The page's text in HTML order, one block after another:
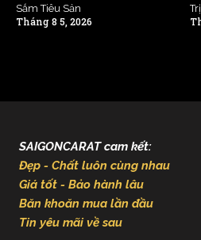
Sắm Tiêu Sản
Tháng 8 5, 2026
SAIGONCARAT cam kết:
Đẹp - Chất luôn cùng nhau
Giá tốt - Bảo hành lâu
Băn khoăn mua lần đầu
Tin yêu mãi về sau